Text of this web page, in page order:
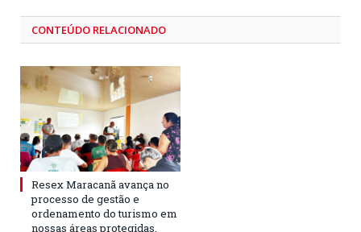
CONTEÚDO RELACIONADO
Resex Maracanã avança no
processo de gestão e
ordenamento do turismo em
nossas áreas protegidas.